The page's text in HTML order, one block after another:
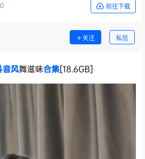
0 前往下载
关注 私信
音风舞滋味合集[18.6GB]